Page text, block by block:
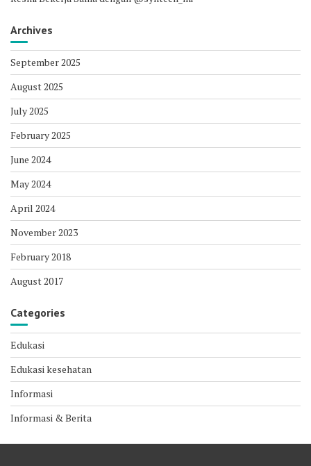
Archives
September 2025
August 2025
July 2025
February 2025
June 2024
May 2024
April 2024
November 2023
February 2018
August 2017
Categories
Edukasi
Edukasi kesehatan
Informasi
Informasi & Berita